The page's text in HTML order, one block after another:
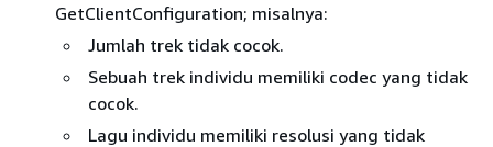
GetClientConfiguration; misalnya:
Jumlah trek tidak cocok.
Sebuah trek individu memiliki codec yang tidak
cocok.
Lagu individu memiliki resolusi yang tidak